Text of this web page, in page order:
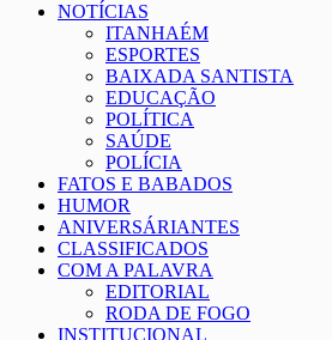
NOTÍCIAS
ITANHAÉM
ESPORTES
BAIXADA SANTISTA
EDUCAÇÃO
POLÍTICA
SAÚDE
POLÍCIA
FATOS E BABADOS
HUMOR
ANIVERSÁRIANTES
CLASSIFICADOS
COM A PALAVRA
EDITORIAL
RODA DE FOGO
INSTITUCIONAL